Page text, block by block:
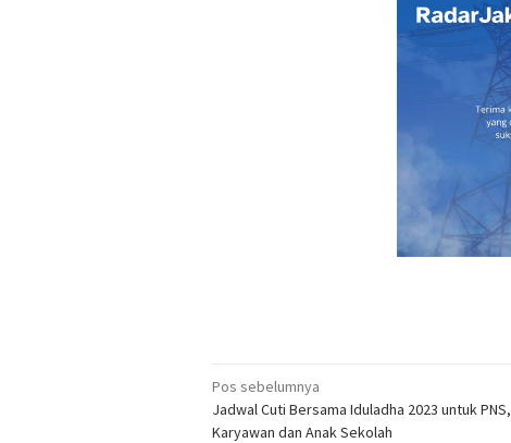
Navigasi
pos
Pos sebelumnya
Jadwal Cuti Bersama Iduladha 2023 untuk PNS,
Karyawan dan Anak Sekolah